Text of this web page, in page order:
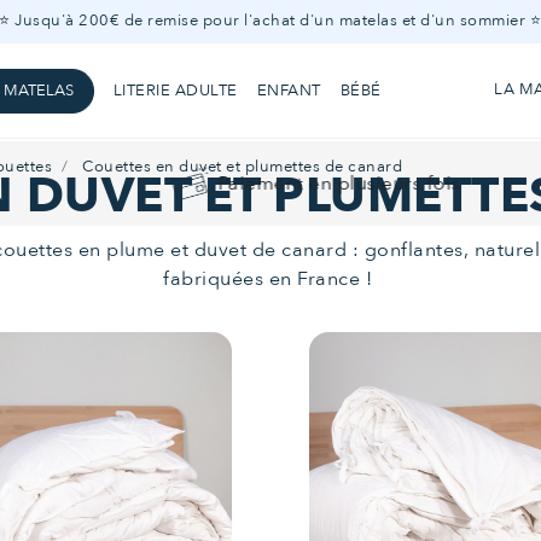
⭐Jusqu'à 200€ de remise pour l'achat d'un matelas et d'un sommier ⭐
LITERIE ADULTE ENFANT BÉBÉ LA
Mobilier Oreillers Couettes Linge de lit
Linge de lit
Offres
Couettes en duvet et plumettes de canard
DUVET ET
en plume et duvet de canard : gonflantes,
fabriquées en France !
Paiement en plusieurs fois